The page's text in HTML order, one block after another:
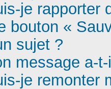
je rapporter
bouton «
sujet ?
message a-
je remonter